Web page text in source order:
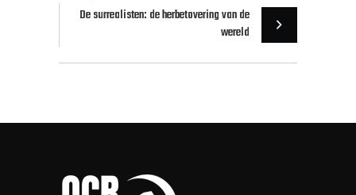
De surrealisten: de herbetovering van de
wereld